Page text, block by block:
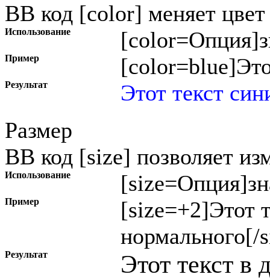
BB код [color] меняет цвет
Использование [color=Опция]
Пример
Результат
Этот текст
Размер
BB код [size] позволяет
Использование [size=Опция]
Пример
[size=+2]Этот
нормального[/
Результат Этот текст в